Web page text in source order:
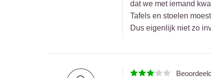
dat we met iemand
Tafels en stoelen
Dus eigenlijk niet zo